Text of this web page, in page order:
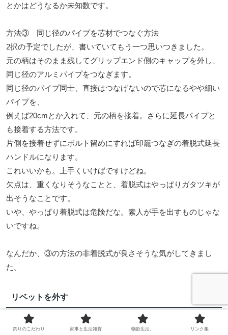
とかはどうなるか未知数です。
方法③ 同じ径のパイプを芯材でつなぐ方法
2択の予定でしたが、書いていてもう一つ思いつきました。
元の柄はそのまま残してグリップエンド側のキャップを外し、
同じ径のアルミパイプをつなぎます。
同じ径のパイプ同士、直接はつなげないので芯になるやや細い
パイプを、
例えば20cmとか入れて、元の柄を接着。さらに延長パイプと
も接着する方法です。
片側を接着せずにボルト留めにすれば印籠つなぎの着脱式延長
ハンドルになります。
これいいかも。上手くいけばですけどね。
欠点は、重くなりそうなことと、着脱式はやっぱりガタツキが
出そうなことです。
いや、やっぱり着脱式は危険だな。素人が手を出すものじゃな
いですね。
なんだか、③の方法の非着脱式が良さそうな気がしてきまし
た。
リベットを外す
アルミパイプはリベットで固定されていました。
釣りのこだわり 家事と生活雑貨 物欲生活。 リンク集